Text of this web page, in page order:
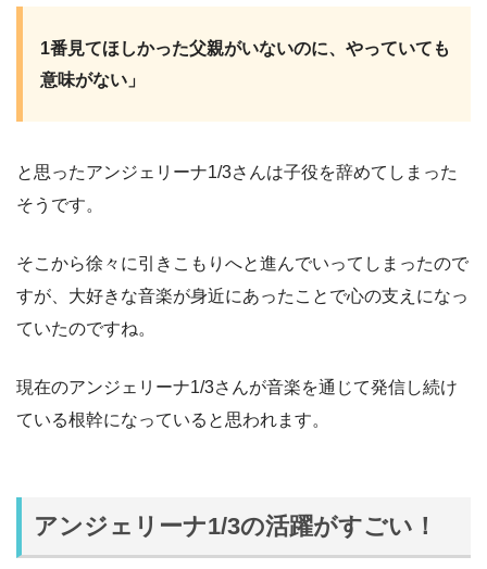
1番見てほしかった父親がいないのに、やっていても
意味がない」
と思ったアンジェリーナ1/3さんは子役を辞めてしまった
そうです。
そこから徐々に引きこもりへと進んでいってしまったので
すが、大好きな音楽が身近にあったことで心の支えになっ
ていたのですね。
現在のアンジェリーナ1/3さんが音楽を通じて発信し続け
ている根幹になっていると思われます。
アンジェリーナ1/3の活躍がすごい！